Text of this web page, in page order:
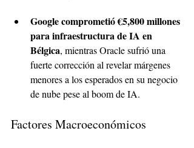
Google comprometió €5,800 millones
para infraestructura de IA en
Bélgica, mientras Oracle sufrió una
fuerte corrección al revelar márgenes
menores a los esperados en su negocio
de nube pese al boom de IA.
Factores Macroeconómicos